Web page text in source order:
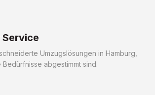
Umzugslösungen in Hamburg,
abgestimmt sind.